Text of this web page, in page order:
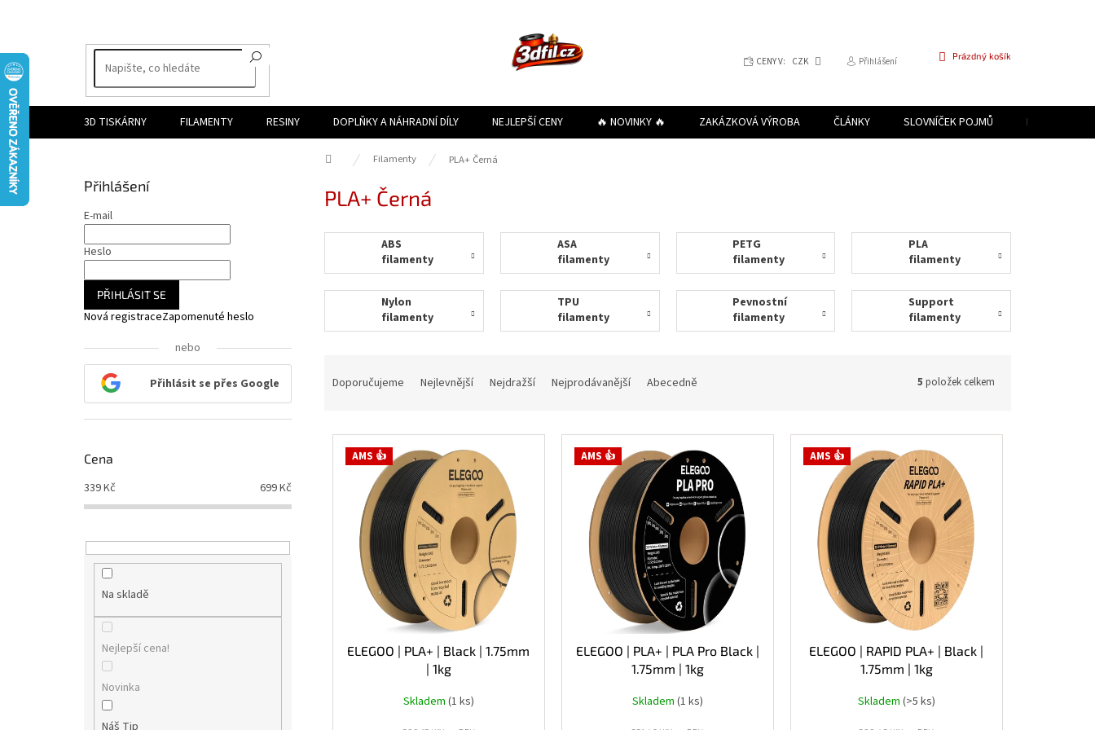
CENY V: CZK Přihlášení
NÁKUPNÍ
Prázdný košík
3D TISKÁRNY FILAMENTY RESINY DOPLŇKY A NÁHRADNÍ DÍLY NEJLEPŠÍ CENY 🔥 NOVINKY 🔥 ZAKÁZKOVÁ VÝROBA ČLÁNKY SLOVNÍČEK POJMŮ PROGRAM
Domů Filamenty PLA+ Černá
Přihlášení
E-mail
Heslo
PŘIHLÁSIT SE
Nová registraceZapomenuté heslo
nebo
Přihlásit se přes Google
Cena
339Kč 699Kč
Na skladě
Nejlepší cena!
Novinka
Náš Tip
PLA+ Černá
ABS
filamenty
ASA
filamenty
PETG
filamenty
PLA
filamenty
Nylon
filamenty
TPU
filamenty
Pevnostní
filamenty
Support
filamenty
n
Doporučujeme Nejlevnější Nejdražší Nejprodávanější Abecedně 5 položek celkem
V
AMS 👍
ELEGOO | PLA+ | Black | 1.75mm
| 1kg
Skladem (1 ks)
AMS 👍
ELEGOO | PLA+ | PLA Pro Black |
1.75mm | 1kg
Skladem (1 ks)
AMS 👍
ELEGOO | RAPID PLA+ | Black |
1.75mm | 1kg
Skladem (>5 ks)